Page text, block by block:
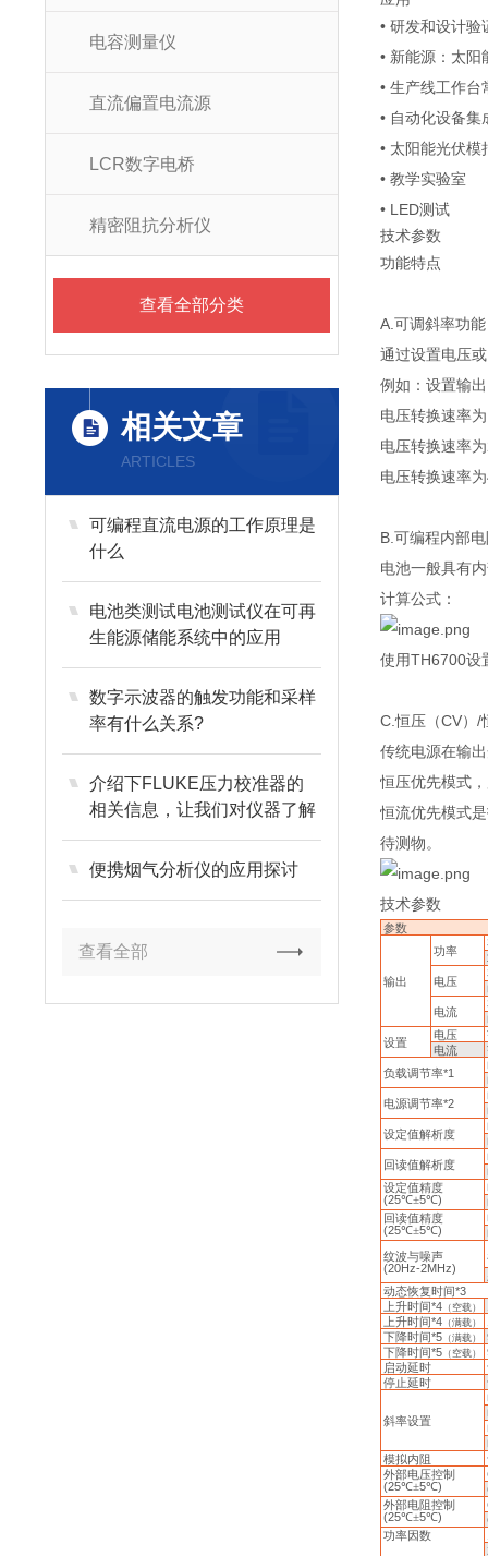
电容测量仪
直流偏置电流源
LCR数字电桥
精密阻抗分析仪
查看全部分类
相关文章
ARTICLES
可编程直流电源的工作原理是
什么
电池类测试电池测试仪在可再
生能源储能系统中的应用
数字示波器的触发功能和采样
率有什么关系?
介绍下FLUKE压力校准器的
相关信息，让我们对仪器了解
的更透彻
便携烟气分析仪的应用探讨
查看全部
• 研发和设计验
• 新能源：太
• 生产线工作
• 自动化设备集
• 太阳能光伏模
• 教学实验室
• LED测试
技术参数
功能特点
A.可调斜率功能
通过设置电压
例如：设置输
电压转换速率
电压转换速率
电压转换速率
B.可编程内部
电池一般具有
计算公式：
使用TH6700设
C.恒压（CV）/
传统电源在输
恒压优先模式
恒流优先模式
待测物。
技术参数
参数
输出
功率
电压
电流
设置
电压
电流
负载调节率*1
电源调节率*2
设定值解析度
回读值解析度
设定值精度
(25℃±5℃)
回读值精度
(25℃±5℃)
纹波与噪声
(20Hz-2MHz)
动态恢复时间*3
上升时间*4 （空载）
上升时间*4 （满载）
下降时间*5 （满载）
下降时间*5 （空载）
启动延时
停止延时
斜率设置
模拟内阻
外部电压控制
(25℃±5℃)
外部电阻控制
(25℃±5℃)
功率因数